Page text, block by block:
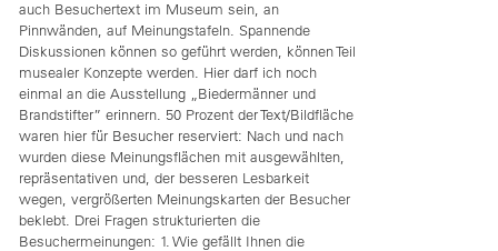
auch Besuchertext im Museum sein, an
Pinnwänden, auf Meinungstafeln. Spannende
Diskussionen können so geführt werden, können Teil
musealer Konzepte werden. Hier darf ich noch
einmal an die Ausstellung „Biedermänner und
Brandstifter” erinnern. 50 Prozent der Text/Bildfläche
waren hier für Besucher reserviert: Nach und nach
wurden diese Meinungsflächen mit ausgewählten,
repräsentativen und, der besseren Lesbarkeit
wegen, vergrößerten Meinungskarten der Besucher
beklebt. Drei Fragen strukturierten die
Besuchermeinungen: 1. Wie gefällt Ihnen die